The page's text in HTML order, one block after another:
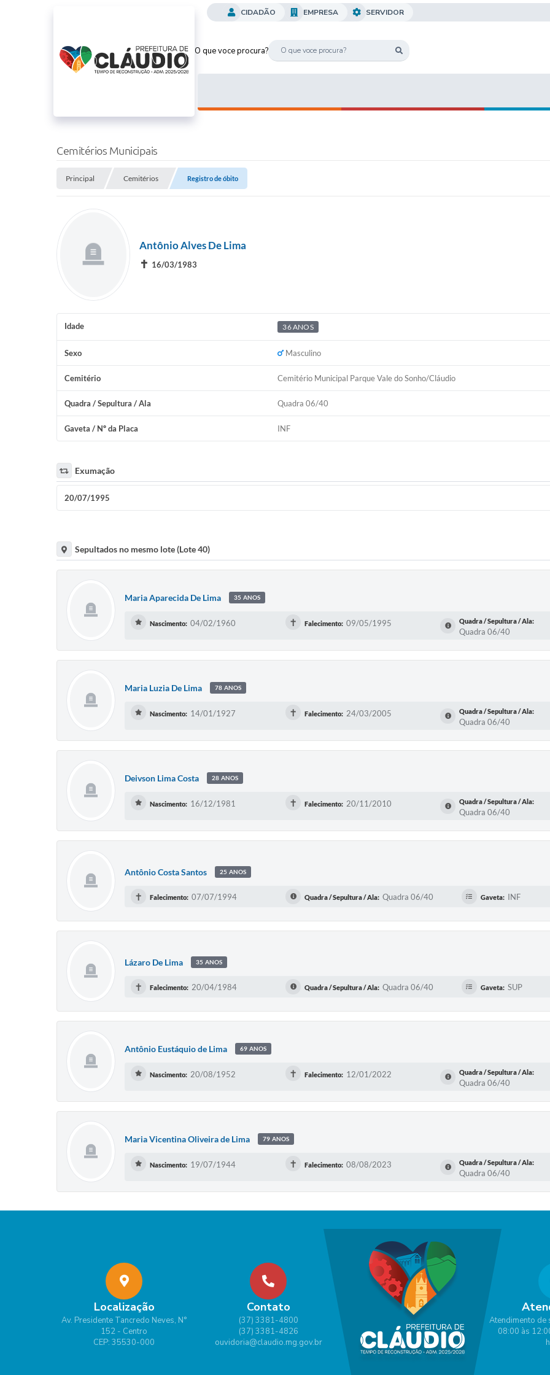
O que voce procura?
CIDADÃO EMPRESA SERVIDOR
Cemitérios Municipais
Principal Cemitérios Registro de óbito
Antônio Alves De Lima
✝ 16/03/1983
Idade 36 ANOS
Sexo Masculino
Cemitério Cemitério Municipal Parque Vale do Sonho/Cláudio
Quadra / Sepultura / Ala Quadra 06/40
Gaveta / Nº da Placa INF
Exumação
20/07/1995
Sepultados no mesmo lote (Lote 40)
Maria Aparecida De Lima 35 ANOS
Nascimento: 04/02/1960 ✝ Falecimento: 09/05/1995 Quadra / Sepultura / Ala:
Quadra 06/40
Maria Luzia De Lima 78 ANOS
Nascimento: 14/01/1927 ✝ Falecimento: 24/03/2005 Quadra / Sepultura / Ala:
Quadra 06/40
Deivson Lima Costa 28 ANOS
Nascimento: 16/12/1981 ✝ Falecimento: 20/11/2010 Quadra / Sepultura / Ala:
Quadra 06/40
Antônio Costa Santos 25 ANOS
✝ Falecimento: 07/07/1994 Quadra / Sepultura / Ala: Quadra 06/40 Gaveta: INF
Lázaro De Lima 35 ANOS
✝ Falecimento: 20/04/1984 Quadra / Sepultura / Ala: Quadra 06/40 Gaveta: SUP
Antônio Eustáquio de Lima 69 ANOS
Nascimento: 20/08/1952 ✝ Falecimento: 12/01/2022 Quadra / Sepultura / Ala:
Quadra 06/40
Maria Vicentina Oliveira de Lima 79 ANOS
Nascimento: 19/07/1944 ✝ Falecimento: 08/08/2023 Quadra / Sepultura / Ala:
Quadra 06/40
Localização
Av. Presidente Tancredo Neves, N°
152 - Centro
CEP: 35530-000
Contato
(37) 3381-4800
(37) 3381-4826
ouvidoria@claudio.mg.gov.br
Atendimento de
08:00 às